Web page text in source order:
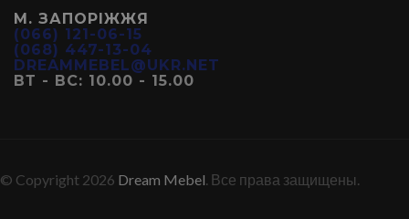
М. ЗАПОРІЖЖЯ
(066) 121-06-15
(068) 447-13-04
DREAMMEBEL@UKR.NET
ВТ - ВС: 10.00 - 15.00
© Copyright 2026 Dream Mebel. Все права защищены.